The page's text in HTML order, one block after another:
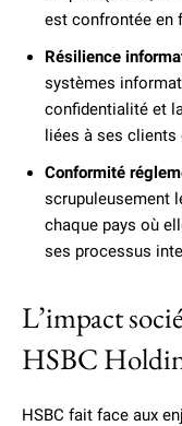
est confrontée en
Résilience
systèmes
confidentialité et
liées à ses clients
Conformité
scrupuleusement
chaque pays où
ses processus
L’impact
HSBC
HSBC fait face aux